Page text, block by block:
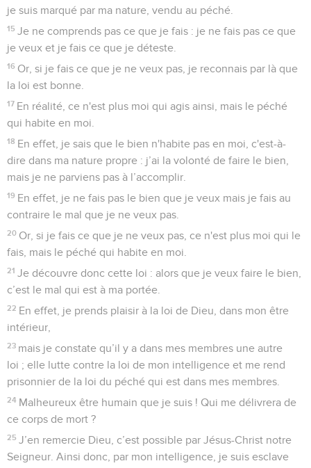
je suis marqué par ma nature, vendu au péché.
15 Je ne comprends pas ce que je fais : je ne fais pas ce que
je veux et je fais ce que je déteste.
16 Or, si je fais ce que je ne veux pas, je reconnais par là que
la loi est bonne.
17 En réalité, ce n'est plus moi qui agis ainsi, mais le péché
qui habite en moi.
18 En effet, je sais que le bien n'habite pas en moi, c'est-à-
dire dans ma nature propre : j’ai la volonté de faire le bien,
mais je ne parviens pas à l’accomplir.
19 En effet, je ne fais pas le bien que je veux mais je fais au
contraire le mal que je ne veux pas.
20 Or, si je fais ce que je ne veux pas, ce n'est plus moi qui le
fais, mais le péché qui habite en moi.
21 Je découvre donc cette loi : alors que je veux faire le bien,
c’est le mal qui est à ma portée.
22 En effet, je prends plaisir à la loi de Dieu, dans mon être
intérieur,
23 mais je constate qu’il y a dans mes membres une autre
loi ; elle lutte contre la loi de mon intelligence et me rend
prisonnier de la loi du péché qui est dans mes membres.
24 Malheureux être humain que je suis ! Qui me délivrera de
ce corps de mort ?
25 J’en remercie Dieu, c’est possible par Jésus-Christ notre
Seigneur. Ainsi donc, par mon intelligence, je suis esclave